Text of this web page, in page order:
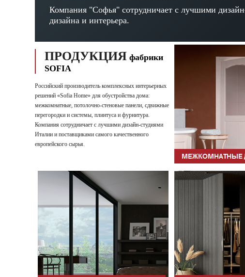
Компания "Софья" сотрудничает с лучшими
дизайна и интерьера.
ПРОДУКЦИЯ фабрики
SOFIA
Российский производитель комплексных интерьерных
решений «Sofia Home» для обустройства дома:
межкомнатные, потолочно-стеновые панели, сдвижные
перегородки и системы, плинтуса и фурнитура.
Компания сотрудничает с лучшими дизайн-студиями
Италии и поставщиками самого качественного
европейского сырья.